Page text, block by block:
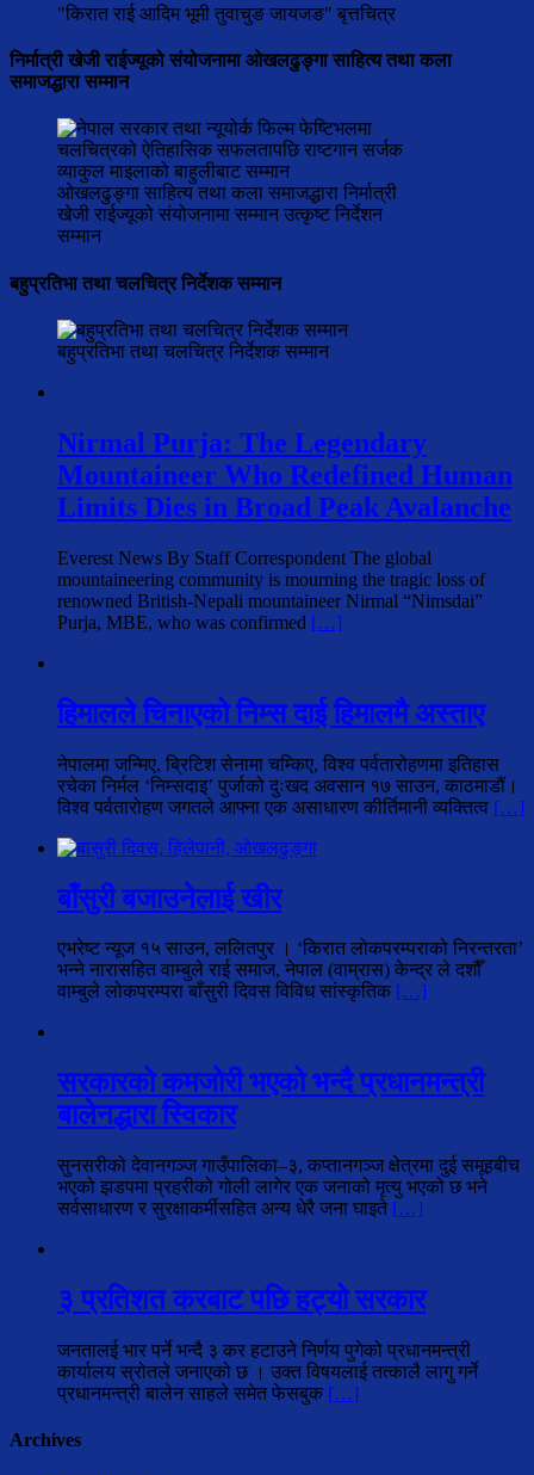
"किरात राई आदिम भूमी तुवाचुङ जायजङ" बृत्तचित्र
निर्मात्री खेजी राईज्यूको संयोजनामा ओखलढुङ्गा साहित्य तथा कला
समाजद्धारा सम्मान
ओखलढुङ्गा साहित्य तथा कला समाजद्धारा निर्मात्री
खेजी राईज्यूको संयोजनामा सम्मान उत्कृष्ट निर्देशन
सम्मान
बहुप्रतिभा तथा चलचित्र निर्देशक सम्मान
बहुप्रतिभा तथा चलचित्र निर्देशक सम्मान
Nirmal Purja: The Legendary
Mountaineer Who Redefined Human
Limits Dies in Broad Peak Avalanche
Everest News By Staff Correspondent The global
mountaineering community is mourning the tragic loss of
renowned British-Nepali mountaineer Nirmal “Nimsdai”
Purja, MBE, who was confirmed […]
हिमालले चिनाएको निम्स दाई हिमालमै अस्ताए
नेपालमा जन्मिए, ब्रिटिश सेनामा चम्किए, विश्व पर्वतारोहणमा इतिहास
रचेका निर्मल ‘निम्सदाइ’ पुर्जाको दुःखद अवसान १७ साउन, काठमाडौं।
विश्व पर्वतारोहण जगतले आफ्ना एक असाधारण कीर्तिमानी व्यक्तित्व […]
बाँसुरी बजाउनेलाई खीर
एभरेष्ट न्यूज १५ साउन, ललितपुर । ‘किरात लोकपरम्पराको निरन्तरता’
भन्ने नारासहित वाम्बुले राई समाज, नेपाल (वाम्रास) केन्द्र ले दशौँ
वाम्बुले लोकपरम्परा बाँसुरी दिवस विविध सांस्कृतिक […]
सरकारको कमजोरी भएको भन्दै प्रधानमन्त्री
बालेनद्धारा स्विकार
सुनसरीको देवानगञ्ज गाउँपालिका–३, कप्तानगञ्ज क्षेत्रमा दुई समूहबीच
भएको झडपमा प्रहरीको गोली लागेर एक जनाको मृत्यु भएको छ भने
सर्वसाधारण र सुरक्षाकर्मीसहित अन्य धेरै जना घाइते […]
३ प्रतिशत करबाट पछि हट्यो सरकार
जनतालई भार पर्ने भन्दै ३ कर हटाउने निर्णय पुगेको प्रधानमन्त्री
कार्यालय स्रोतले जनाएको छ । उक्त विषयलाई तत्कालै लागु गर्ने
प्रधानमन्त्री बालेन साहले समेत फेसबुक […]
Archives